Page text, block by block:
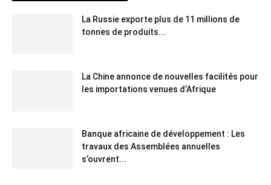
La Russie exporte plus de 11 millions de
tonnes de produits...
La Chine annonce de nouvelles facilités pour
les importations venues d’Afrique
Banque africaine de développement : Les
travaux des Assemblées annuelles
s’ouvrent...